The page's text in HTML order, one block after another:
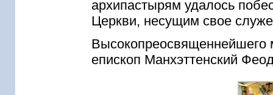
архипастырям удалось
Церкви, несущим свое
Высокопреосвященнейшего
епископ Манхэттенский